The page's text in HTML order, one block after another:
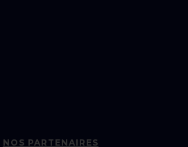
NOS PARTENAIRES